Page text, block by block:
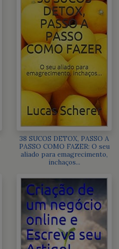
38 SUCOS DETOX, PASSO A
PASSO COMO FAZER: O seu
aliado para emagrecimento,
inchaços...